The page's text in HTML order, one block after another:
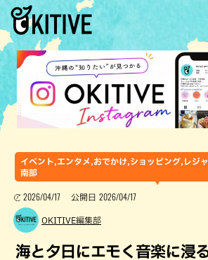
イベント,エンタメ,おでかけ,ショッピング,レジ
南部
2026/04/17 公開日 2026/04/17
OKITIVE編集部
海と夕日にエモく音楽に浸